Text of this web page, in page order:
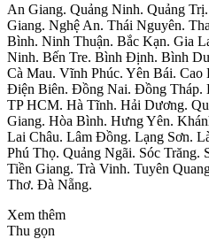
An Giang. Quảng Ninh. Quảng
Giang. Nghệ An. Thái Nguyên.
Bình. Ninh Thuận. Bắc Kạn. Gia
Ninh. Bến Tre. Bình Định. Bình
Cà Mau. Vĩnh Phúc. Yên Bái.
Điện Biên. Đồng Nai. Đồng Tháp.
TP HCM. Hà Tĩnh. Hải Dương.
Giang. Hòa Bình. Hưng Yên.
Lai Châu. Lâm Đồng. Lạng Sơn.
Phú Thọ. Quảng Ngãi. Sóc
Tiền Giang. Trà Vinh. Tuyên
Thơ. Đà Nẵng.
Xem thêm
Thu gọn